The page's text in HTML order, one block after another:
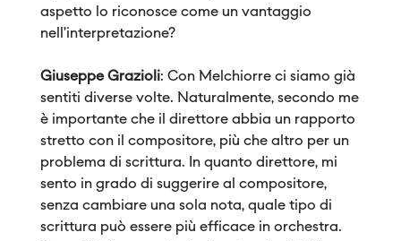
aspetto lo riconosce come un vantaggio
nell’interpretazione?
Giuseppe Grazioli: Con Melchiorre ci siamo già
sentiti diverse volte. Naturalmente, secondo me
è importante che il direttore abbia un rapporto
stretto con il compositore, più che altro per un
problema di scrittura. In quanto direttore, mi
sento in grado di suggerire al compositore,
senza cambiare una sola nota, quale tipo di
scrittura può essere più efficace in orchestra.